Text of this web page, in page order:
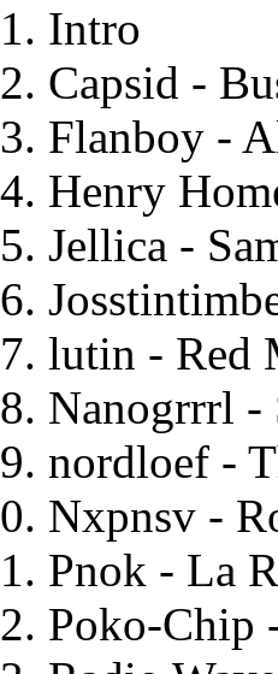
Intro
Capsid -
Flanboy -
Henry
Jellica -
lutin - Red
Nanogrrrl -
nordloef -
Nxpnsv -
Pnok - La
Poko-Chip